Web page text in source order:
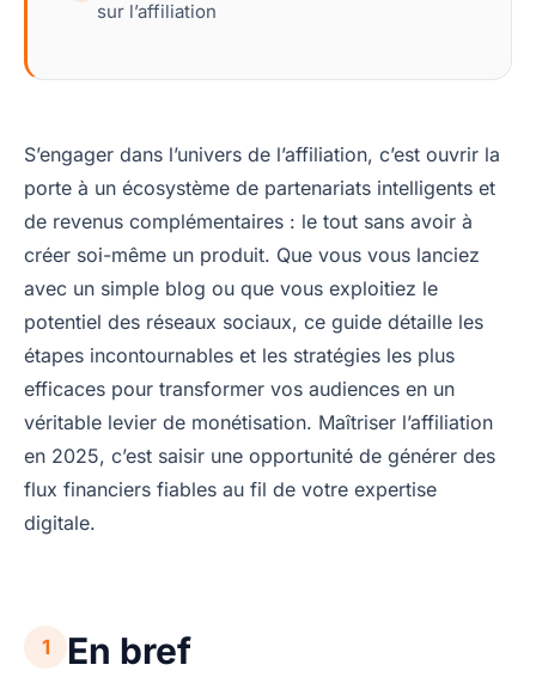
sur l’affiliation
S’engager dans l’univers de l’affiliation, c’est ouvrir la
porte à un écosystème de partenariats intelligents et
de revenus complémentaires : le tout sans avoir à
créer soi-même un produit. Que vous vous lanciez
avec un simple blog ou que vous exploitiez le
potentiel des réseaux sociaux, ce guide détaille les
étapes incontournables et les stratégies les plus
efficaces pour transformer vos audiences en un
véritable levier de monétisation. Maîtriser l’affiliation
en 2025, c’est saisir une opportunité de générer des
flux financiers fiables au fil de votre expertise
digitale.
1 En bref